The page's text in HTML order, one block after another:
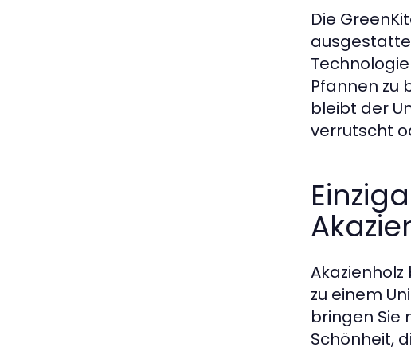
Die
Pfannen zu
bleibt der
verrutscht
zu einem
bringen Sie
Schönheit,